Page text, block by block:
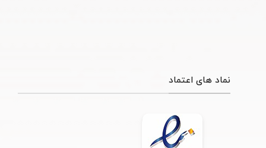
نماد های اعتماد